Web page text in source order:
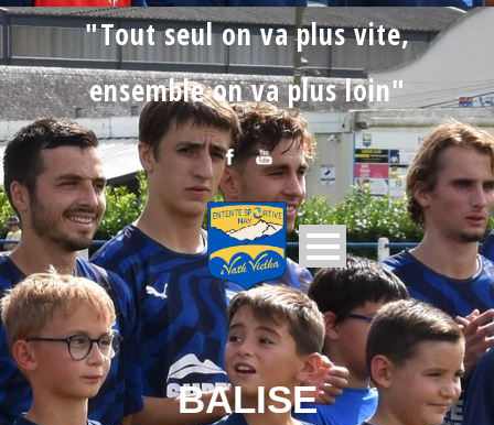
"Tout seul on va plus vite,
ensemble on va plus loin"
BALISE